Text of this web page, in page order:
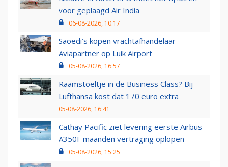
voor geplaagd Air India
06-08-2026, 10:17
Saoedi’s kopen vrachtafhandelaar
Aviapartner op Luik Airport
05-08-2026, 16:57
Raamstoeltje in de Business Class? Bij
Lufthansa kost dat 170 euro extra
05-08-2026, 16:41
Cathay Pacific ziet levering eerste Airbus
A350F maanden vertraging oplopen
05-08-2026, 15:25